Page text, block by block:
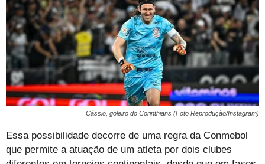
Cássio, goleiro do Corinthians (Foto Reprodução/Instagram)
Essa possibilidade decorre de uma regra da Conmebol
que permite a atuação de um atleta por dois clubes